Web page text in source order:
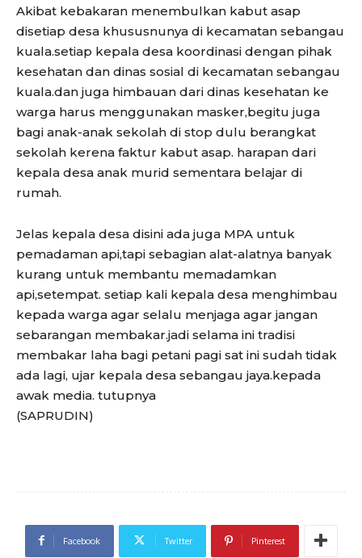
Akibat kebakaran menembulkan kabut asap
disetiap desa khususnunya di kecamatan sebangau
kuala.setiap kepala desa koordinasi dengan pihak
kesehatan dan dinas sosial di kecamatan sebangau
kuala.dan juga himbauan dari dinas kesehatan ke
warga harus menggunakan masker,begitu juga
bagi anak-anak sekolah di stop dulu berangkat
sekolah kerena faktur kabut asap. harapan dari
kepala desa anak murid sementara belajar di
rumah.
Jelas kepala desa disini ada juga MPA untuk
pemadaman api,tapi sebagian alat-alatnya banyak
kurang untuk membantu memadamkan
api,setempat. setiap kali kepala desa menghimbau
kepada warga agar selalu menjaga agar jangan
sebarangan membakar.jadi selama ini tradisi
membakar laha bagi petani pagi sat ini sudah tidak
ada lagi, ujar kepala desa sebangau jaya.kepada
awak media. tutupnya
(SAPRUDIN)
Facebook Twitter Pinterest